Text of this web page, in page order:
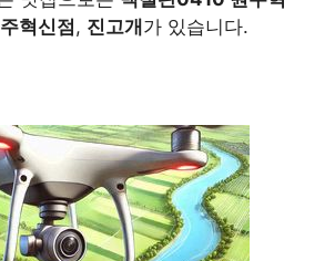
혁신점 , 진고개 가 있습니다.